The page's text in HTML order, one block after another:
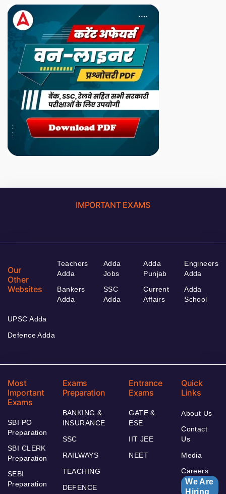
IMPORTANT EXAMS
Our
Other
Websites
Teachers
Adda
Bankers
Adda
Adda
Jobs
SSC
Adda
Adda
Punjab
Current
Affairs
Engineers
Adda
Adda
School
UPSC Adda
Defence Adda
Most
Important
Exams
SBI PO
Preparation
SBI CLERK
Preparation
SEBI
Preparation
Exams
Preparation
BANKING &
INSURANCE
SSC
RAILWAYS
TEACHING
DEFENCE
Entrance
Exams
GATE &
ESE
IIT JEE
NEET
Quick
Links
About Us
Contact
Us
Media
Careers
We Are
Hiring